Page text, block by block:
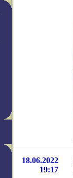
18.06.2022
19:17